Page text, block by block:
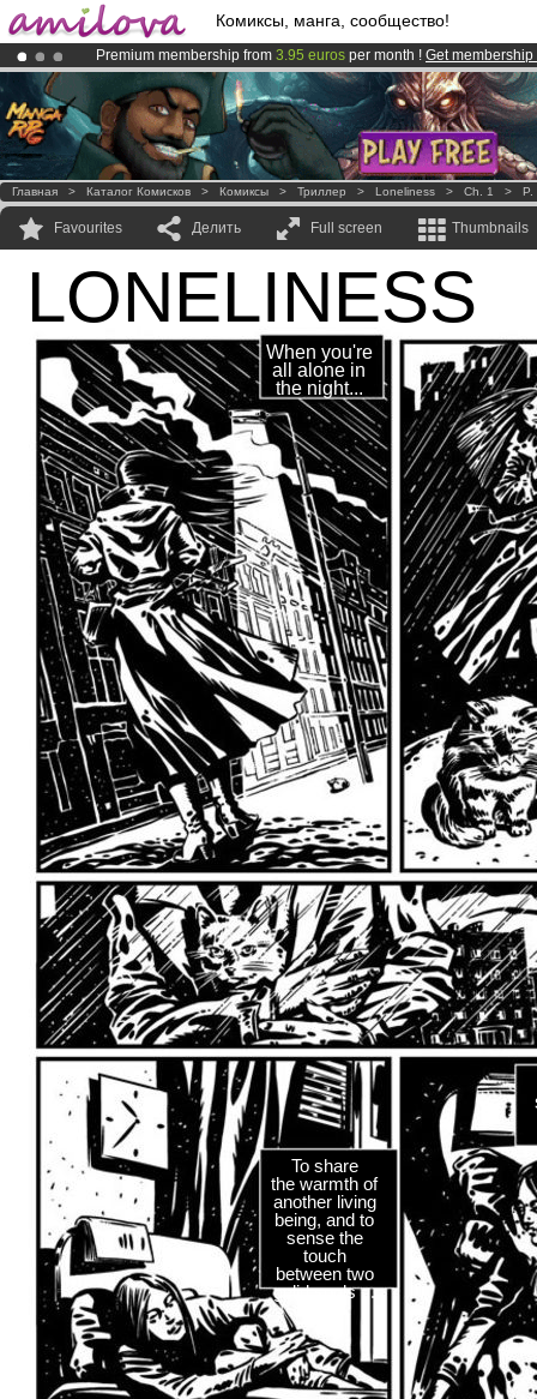
Комиксы, манга, сообщество!
Premium membership from 3.95 euros per month ! Get membership
Already 100000membersand 1000comics & mangas!.
AmilovaKickstarter is now LIVE!.
Главная > Каталог Комисков > Комиксы > Триллер > Loneliness > Ch. 1 > P.
Favourites Делить Full screen Thumbnails
When you're
all alone in
the night...
To share
the warmth of
another living
being, and to
sense the
touch
between two
gelid souls ...
LONELINESS